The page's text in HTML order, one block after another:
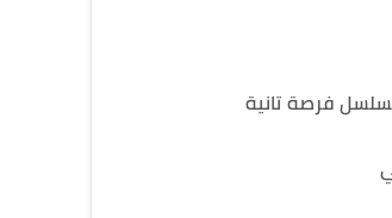
فرصة تانية